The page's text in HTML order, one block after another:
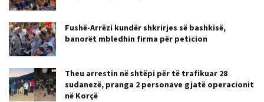
Fushë-Arrëzi kundër shkrirjes së bashkisë,
banorët mbledhin firma për peticion
Theu arrestin në shtëpi për të trafikuar 28
sudanezë, pranga 2 personave gjatë operacionit
në Korçë